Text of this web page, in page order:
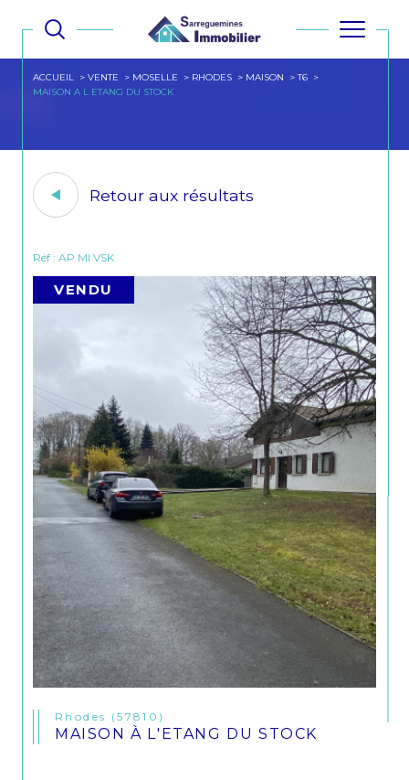
ACCUEIL VENTE MOSELLE RHODES MAISON
T6
MAISON A L ETANG DU STOCK
Retour aux résultats
Réf : AP MI VSK
VENDU
Rhodes (57810)
MAISON À L'ETANG DU STOCK